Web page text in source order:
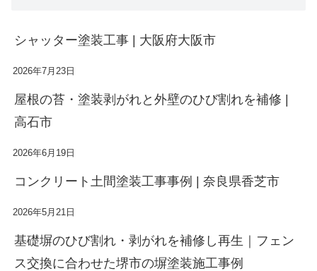
シャッター塗装工事 | 大阪府大阪市
2026年7月23日
屋根の苔・塗装剥がれと外壁のひび割れを補修 |
高石市
2026年6月19日
コンクリート土間塗装工事事例 | 奈良県香芝市
2026年5月21日
基礎塀のひび割れ・剥がれを補修し再生｜フェン
ス交換に合わせた堺市の塀塗装施工事例